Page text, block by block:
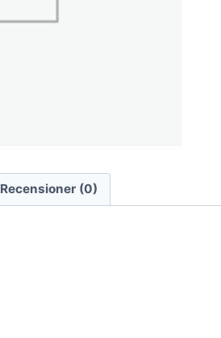
Recensioner (0)